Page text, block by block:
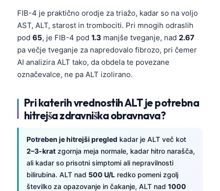
FIB-4 je praktično orodje za triažo, kadar so na voljo
AST, ALT, starost in trombociti. Pri mnogih odraslih
pod 65, je FIB-4 pod 1.3 manjše tveganje, nad 2.67
pa večje tveganje za napredovalo fibrozo, pri čemer
AI analizira ALT tako, da obdela te povezane
označevalce, ne pa ALT izolirano.
Pri katerih vrednostih ALT je potrebna
hitrejša zdravniška obravnava?
Potreben je hitrejši pregled kadar je ALT več kot
2–3-krat zgornja meja normale, kadar hitro narašča,
ali kadar so prisotni simptomi ali nepravilnosti
bilirubina. ALT nad 500 U/L redko pomeni zgolj
številko za opazovanje in čakanje, ALT nad 1000
தமிழ்
ગુજરાતી
ಕನ್ನಡ
Bahasa Melayu
Tagalog
ไทย
ဗမာစာ
ភាសាខ្មែរ
Kiswahili